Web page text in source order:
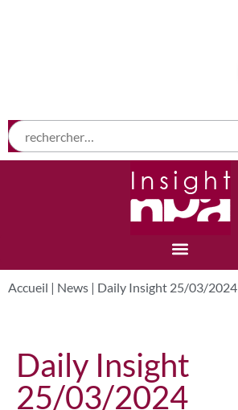
Accueil | News | Daily Insight 25/03/2024
Daily Insight
25/03/2024